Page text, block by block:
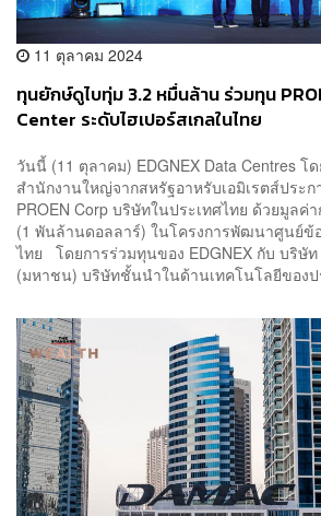
11 ตุลาคม 2024
ทุนยักษ์ดูไบทุ่ม 3.2 หมื่นล้าน ร่วมทุน
Center ระดับไฮเปอร์สเกลในไทย
วันนี้ (11 ตุลาคม) EDGNEX Data Centres โ
สำนักงานใหญ่จากสหรัฐอาหรับเอมิเรตส์ประ
PROEN Corp บริษัทในประเทศไทย ด้วยมูลค่
(1 พันล้านดอลลาร์) ในโครงการพัฒนาศูนย์ข้
ไทย โดยการร่วมทุนของ EDGNEX กับ บริษัท
(มหาชน) บริษัทชั้นนำในด้านเทคโนโลยีของป